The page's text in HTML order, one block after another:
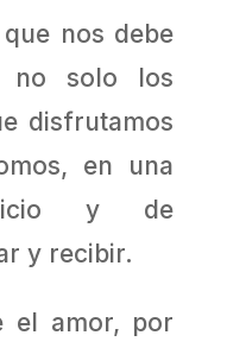
nos debe
no solo los
disfrutamos
en una
y de
y recibir.
el amor, por